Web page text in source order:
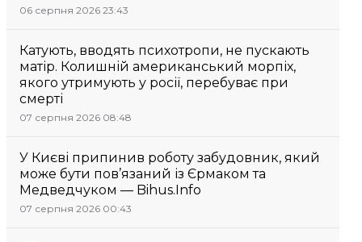
06 серпня 2026 23:43
Катують, вводять психотропи, не пускають
матір. Колишній американський морпіх,
якого утримують у росії, перебуває при
смерті
07 серпня 2026 08:48
У Києві припинив роботу забудовник, який
може бути пов’язаний із Єрмаком та
Медведчуком — Bihus.Info
07 серпня 2026 00:43